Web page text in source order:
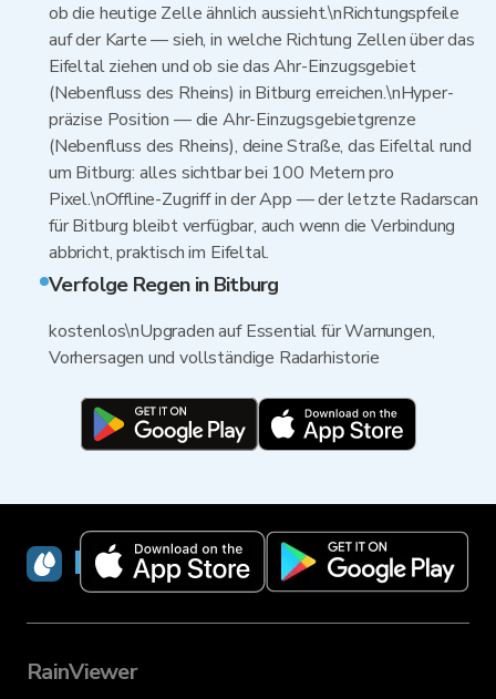
ob die heutige Zelle ähnlich aussieht.\nRichtungspfeile
auf der Karte — sieh, in welche Richtung Zellen über das
Eifeltal ziehen und ob sie das Ahr-Einzugsgebiet
(Nebenfluss des Rheins) in Bitburg erreichen.\nHyper-
präzise Position — die Ahr-Einzugsgebietgrenze
(Nebenfluss des Rheins), deine Straße, das Eifeltal rund
um Bitburg: alles sichtbar bei 100 Metern pro
Pixel.\nOffline-Zugriff in der App — der letzte Radarscan
für Bitburg bleibt verfügbar, auch wenn die Verbindung
abbricht, praktisch im Eifeltal.
Verfolge Regen in Bitburg
kostenlos\nUpgraden auf Essential für Warnungen,
Vorhersagen und vollständige Radarhistorie
RainViewer
RainViewer